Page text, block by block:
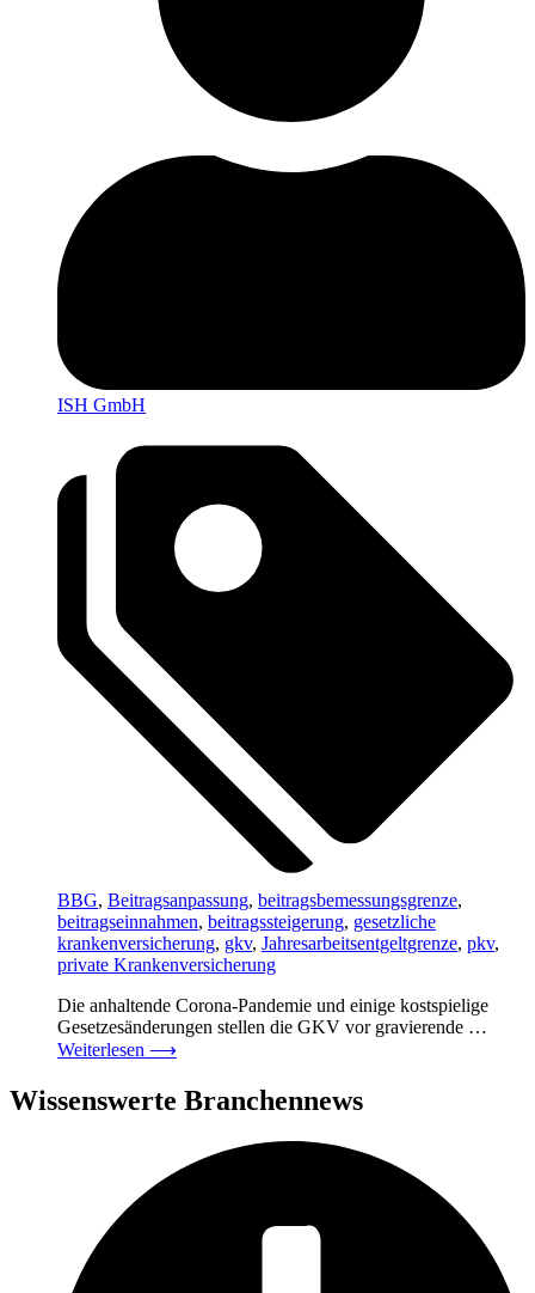
ISH GmbH
BBG, Beitragsanpassung, beitragsbemessungsgrenze,
beitragseinnahmen, beitragssteigerung, gesetzliche
krankenversicherung, gkv, Jahresarbeitsentgeltgrenze, pkv,
private Krankenversicherung
Die anhaltende Corona-Pandemie und einige kostspielige
Gesetzesänderungen stellen die GKV vor gravierende …
Weiterlesen ⟶
Wissenswerte Branchennews